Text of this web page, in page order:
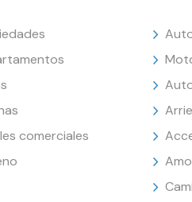
comerciales